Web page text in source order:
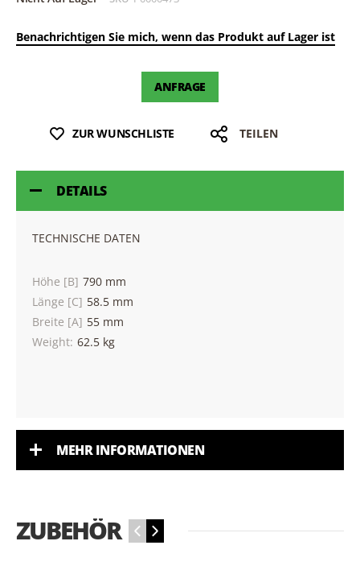
Benachrichtigen Sie mich, wenn das Produkt auf Lager ist
ANFRAGE
ZUR WUNSCHLISTE TEILEN
DETAILS
TECHNISCHE DATEN
Höhe [B] 790 mm
Länge [C] 58.5 mm
Breite [A] 55 mm
Weight: 62.5 kg
MEHR INFORMATIONEN
ZUBEHÖR ‹ ›